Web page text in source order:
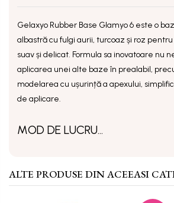
Gelaxyo Rubber Base Glamyo 6 este o
albastră cu fulgi aurii, turcoaz și roz
suav și delicat. Formula sa inovatoare nu
aplicarea unei alte baze în prealabil,
modelarea cu ușurință a apexului,
de aplicare.
MOD DE LUCRU...
ALTE PRODUSE DIN ACEEASI